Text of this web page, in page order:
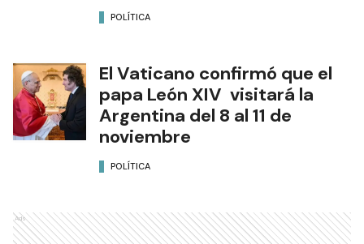
POLÍTICA
El Vaticano confirmó que el
papa León XIV visitará la
Argentina del 8 al 11 de
noviembre
POLÍTICA
Ads